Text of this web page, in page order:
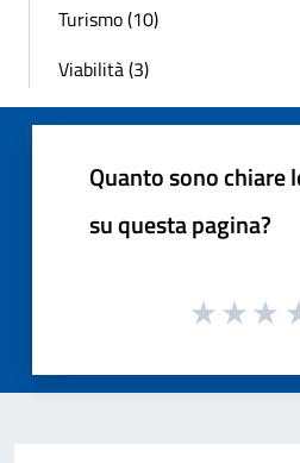
Turismo (10)
Viabilità (3)
Quanto sono chiare
su questa pagina?